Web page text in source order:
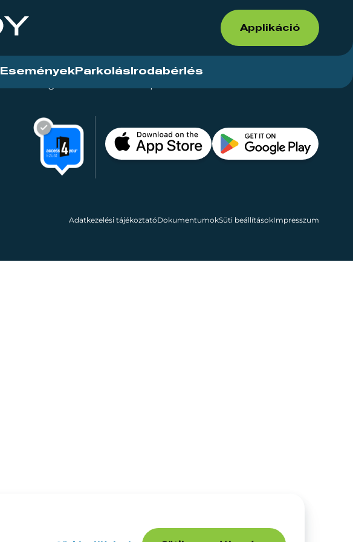
Applikáció
Események Parkolás Irodabérlés
Adatkezelési tájékoztatóDokumentumokSüti beállításokImpresszum